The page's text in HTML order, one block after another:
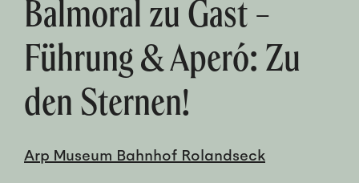
Balmoral zu Gast –
Führung & Aperó: Zu
den Sternen!
Arp Museum Bahnhof Rolandseck